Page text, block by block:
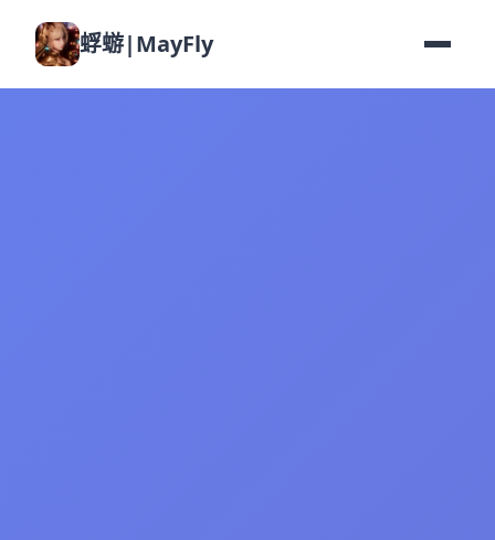
蜉蝣|MayFly